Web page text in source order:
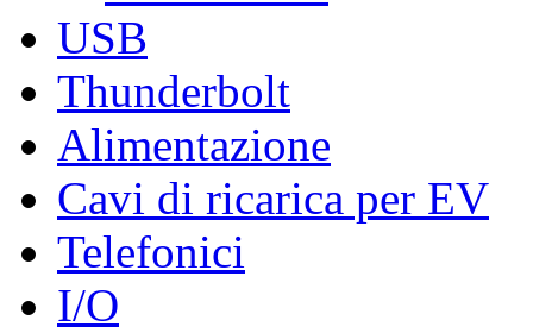
USB
Thunderbolt
Alimentazione
Cavi di ricarica per EV
Telefonici
I/O